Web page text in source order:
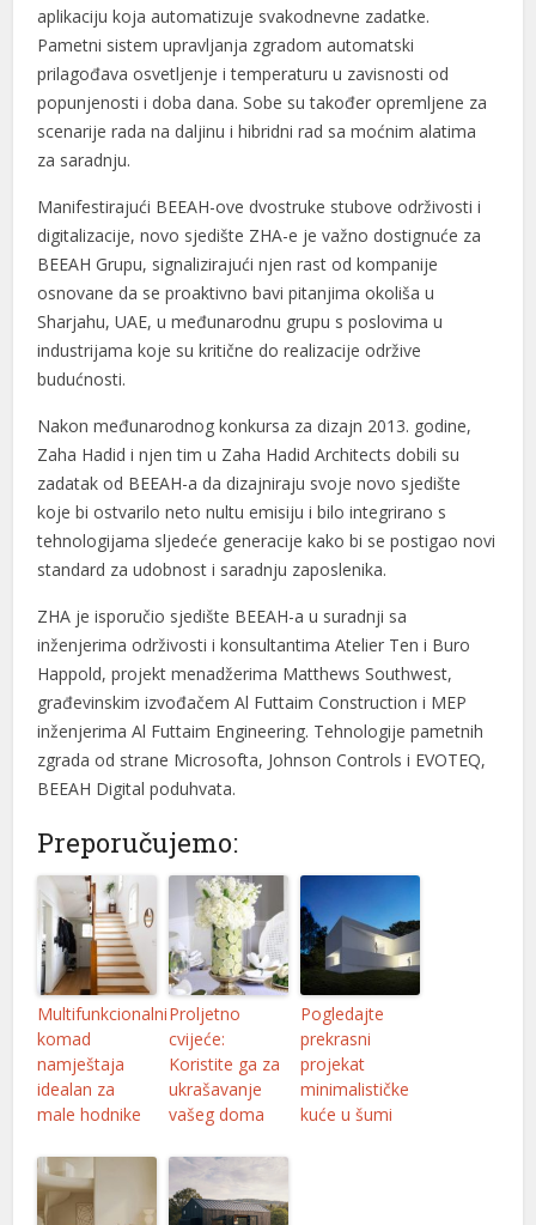
aplikaciju koja automatizuje svakodnevne zadatke.
Pametni sistem upravljanja zgradom automatski
prilagođava osvetljenje i temperaturu u zavisnosti od
popunjenosti i doba dana. Sobe su također opremljene za
scenarije rada na daljinu i hibridni rad sa moćnim alatima
za saradnju.
Manifestirajući BEEAH-ove dvostruke stubove održivosti i
digitalizacije, novo sjedište ZHA-e je važno dostignuće za
BEEAH Grupu, signalizirajući njen rast od kompanije
osnovane da se proaktivno bavi pitanjima okoliša u
Sharjahu, UAE, u međunarodnu grupu s poslovima u
industrijama koje su kritične do realizacije održive
budućnosti.
Nakon međunarodnog konkursa za dizajn 2013. godine,
Zaha Hadid i njen tim u Zaha Hadid Architects dobili su
zadatak od BEEAH-a da dizajniraju svoje novo sjedište
koje bi ostvarilo neto nultu emisiju i bilo integrirano s
tehnologijama sljedeće generacije kako bi se postigao novi
standard za udobnost i saradnju zaposlenika.
ZHA je isporučio sjedište BEEAH-a u suradnji sa
inženjerima održivosti i konsultantima Atelier Ten i Buro
Happold, projekt menadžerima Matthews Southwest,
građevinskim izvođačem Al Futtaim Construction i MEP
inženjerima Al Futtaim Engineering. Tehnologije pametnih
zgrada od strane Microsofta, Johnson Controls i EVOTEQ,
BEEAH Digital poduhvata.
Preporučujemo:
Multifunkcionalni
komad
namještaja
idealan za
male hodnike
Proljetno
cvijeće:
Koristite ga za
ukrašavanje
vašeg doma
Pogledajte
prekrasni
projekat
minimalističke
kuće u šumi